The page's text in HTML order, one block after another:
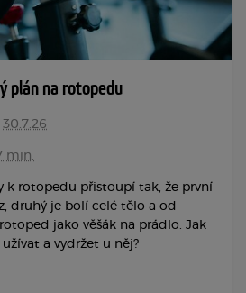
plán na rotopedu
30.7.26
min.
k rotopedu přistoupí tak, že první
druhý je bolí celé tělo a od
jako věšák na prádlo. Jak
a vydržet u něj?